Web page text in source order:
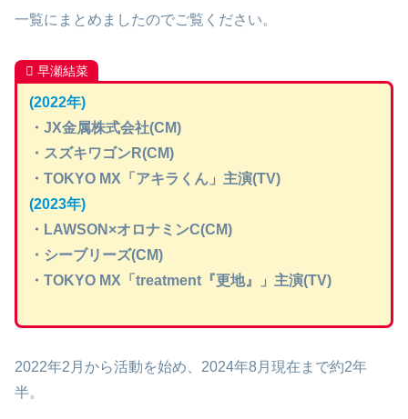
一覧にまとめましたのでご覧ください。
早瀬結菜
(2022年)
・JX金属株式会社(CM)
・スズキワゴンR(CM)
・TOKYO MX「アキラくん」主演(TV)
(2023年)
・LAWSON×オロナミンC(CM)
・シーブリーズ(CM)
・TOKYO MX「treatment『更地』」主演(TV)
2022年2月から活動を始め、2024年8月現在まで約2年
半。